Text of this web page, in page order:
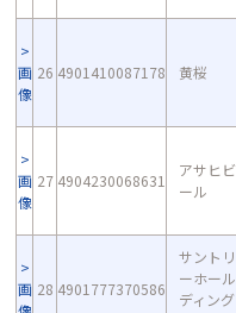
画
像
26 4901410087178 黄桜
画
像
27 4904230068631
アサヒビ
ール
画 28 4901777370586
サントリ
ーホール
ディング